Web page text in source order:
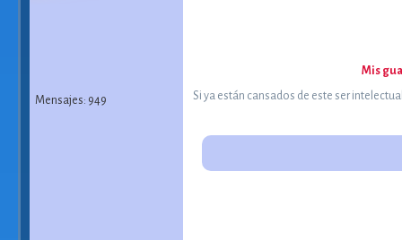
Mensajes: 949
Mis
Si ya están cansados de este ser